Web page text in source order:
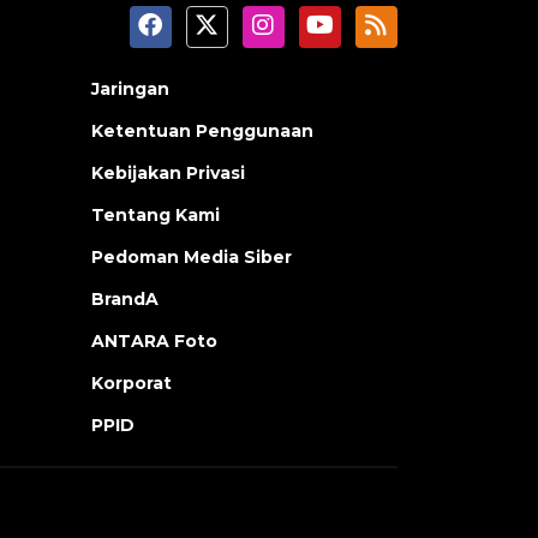
Jaringan
Ketentuan Penggunaan
Kebijakan Privasi
Tentang Kami
Pedoman Media Siber
BrandA
ANTARA Foto
Korporat
PPID